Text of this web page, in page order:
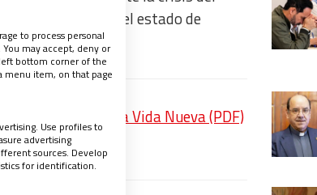
para prorrogar el estado de
Francisco para Vida Nueva (PDF)
to process personal
may accept, deny or
bottom corner of the
item, on that page
Use profiles to
advertising
sources. Develop
for identification.